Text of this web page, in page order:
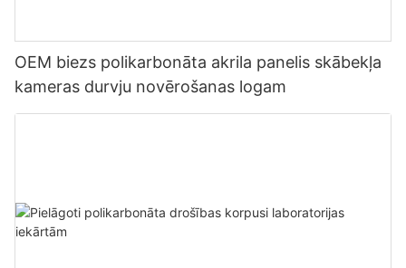
OEM biezs polikarbonāta akrila panelis skābekļa
kameras durvju novērošanas logam